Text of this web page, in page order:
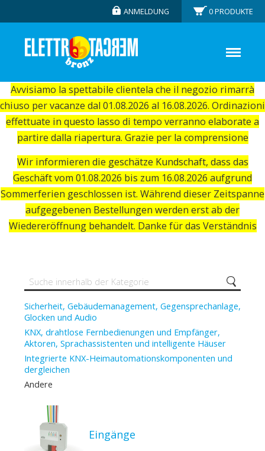
Avvisiamo la spettabile clientela che il negozio rimarrà
chiuso per vacanze dal 01.08.2026 al 16.08.2026. Ordinazioni
effettuate in questo lasso di tempo verranno elaborate a
partire dalla riapertura. Grazie per la comprensione
Wir informieren die geschätze Kundschaft, dass das
Geschäft vom 01.08.2026 bis zum 16.08.2026 aufgrund
Sommerferien geschlossen ist. Während dieser Zeitspanne
aufgegebenen Bestellungen werden erst ab der
Wiedereröffnung behandelt. Danke für das Verständnis
ANMELDUNG 0PRODUKTE
Sicherheit, Gebäudemanagement, Gegensprechanlage,
Glocken und Audio
KNX, drahtlose Fernbedienungen und Empfänger,
Aktoren, Sprachassistenten und intelligente Häuser
Integrierte KNX-Heimautomationskomponenten und
dergleichen
Andere
Eingänge